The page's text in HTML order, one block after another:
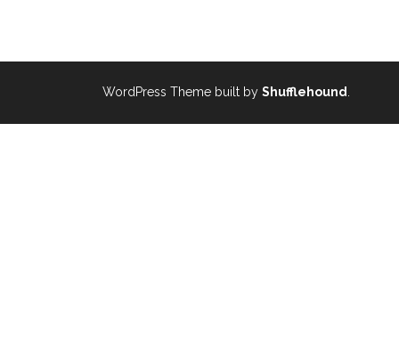
WordPress Theme built by Shufflehound